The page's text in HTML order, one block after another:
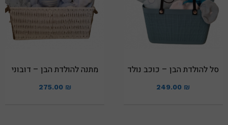
סל להולדת הבן – כוכב נולד
249.00 ₪
מתנה להולדת הבן – דובוני
275.00 ₪